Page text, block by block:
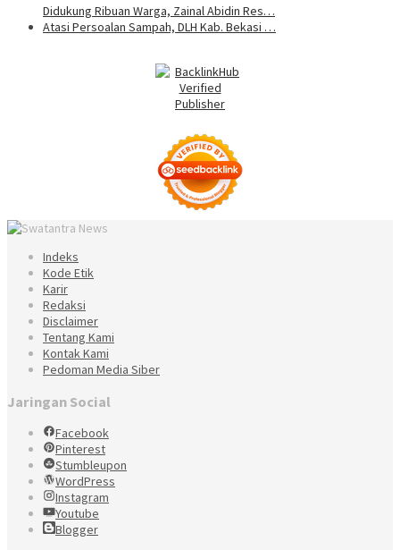
Didukung Ribuan Warga, Zainal Abidin Res…
Atasi Persoalan Sampah, DLH Kab. Bekasi …
Indeks
Kode Etik
Karir
Redaksi
Disclaimer
Tentang Kami
Kontak Kami
Pedoman Media Siber
Jaringan Social
Facebook
Pinterest
Stumbleupon
WordPress
Instagram
Youtube
Blogger